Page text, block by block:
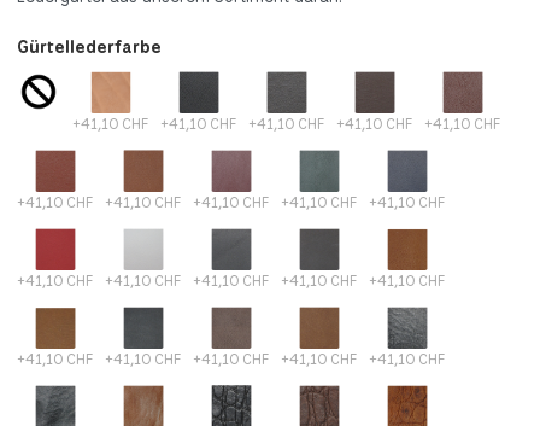
Gürtellederfarbe
+41,10 CHF +41,10 CHF +41,10 CHF +41,10 CHF +41,10 CHF
+41,10 CHF +41,10 CHF +41,10 CHF +41,10 CHF +41,10 CHF
+41,10 CHF +41,10 CHF +41,10 CHF +41,10 CHF +41,10 CHF
+41,10 CHF +41,10 CHF +41,10 CHF +41,10 CHF +41,10 CHF